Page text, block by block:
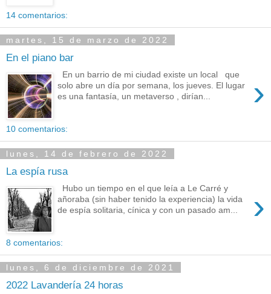
14 comentarios:
martes, 15 de marzo de 2022
En el piano bar
›
En un barrio de mi ciudad existe un local que
solo abre un día por semana, los jueves. El lugar
es una fantasía, un metaverso , dirían...
10 comentarios:
lunes, 14 de febrero de 2022
La espía rusa
›
Hubo un tiempo en el que leía a Le Carré y
añoraba (sin haber tenido la experiencia) la vida
de espía solitaria, cínica y con un pasado am...
8 comentarios:
lunes, 6 de diciembre de 2021
2022 Lavandería 24 horas